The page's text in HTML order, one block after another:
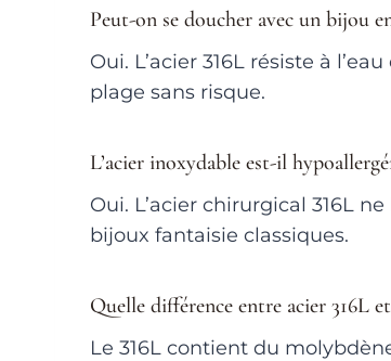
Peut-on se doucher avec un bijou
Oui. L’acier 316L résiste à
plage sans risque.
L’acier inoxydable est-il
Oui. L’acier chirurgical 316L
bijoux fantaisie classiques.
Quelle différence entre acier 316L
Le 316L contient du